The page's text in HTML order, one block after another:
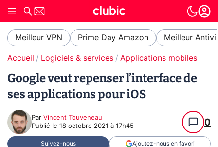
Meilleur VPN Prime Day Amazon Meilleur
Accueil Logiciels & services Applications mobiles
Google veut repenser l’interface de
ses applications pour iOS
Par Vincent Touveneau
Publié le 18 octobre 2021 à 17h45 0
Suivez-nous Ajoutez-nous en favori